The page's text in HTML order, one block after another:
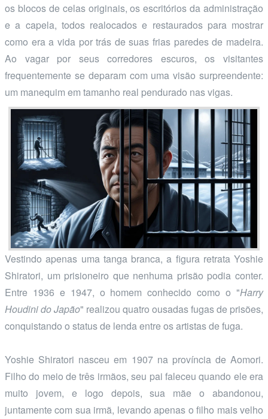
os blocos de celas originais, os escritórios da administração
e a capela, todos realocados e restaurados para mostrar
como era a vida por trás de suas frias paredes de madeira.
Ao vagar por seus corredores escuros, os visitantes
frequentemente se deparam com uma visão surpreendente:
um manequim em tamanho real pendurado nas vigas.
Vestindo apenas uma tanga branca, a figura retrata Yoshie
Shiratori, um prisioneiro que nenhuma prisão podia conter.
Entre 1936 e 1947, o homem conhecido como o "Harry
Houdini do Japão" realizou quatro ousadas fugas de prisões,
conquistando o status de lenda entre os artistas de fuga.
Yoshie Shiratori nasceu em 1907 na província de Aomori.
Filho do meio de três irmãos, seu pai faleceu quando ele era
muito jovem, e logo depois, sua mãe o abandonou,
juntamente com sua irmã, levando apenas o filho mais velho